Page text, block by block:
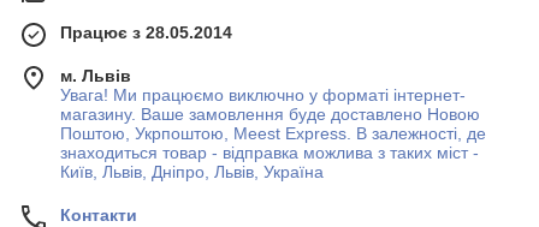
Працює з 28.05.2014
м. Львів
Увага! Ми працюємо виключно у форматі інтернет-
магазину. Ваше замовлення буде доставлено Новою
Поштою, Укрпоштою, Meest Express. В залежності, де
знаходиться товар - відправка можлива з таких міст -
Київ, Львів, Дніпро, Львів, Україна
Контакти